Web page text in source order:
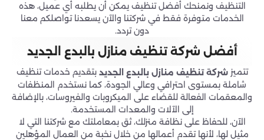
التنظيف ونمنحك أفضل تنظيف يمكن أن يطلبه أي عميل، هذه
الخدمات متوفرة فقط في شركتنا والآن يسعدنا تواصلكم معنا
دون تردد.
أفضل شركة تنظيف منازل بالبدع الجديد
تتميزشركة تنظيف منازلبالبدع الجديد بتقديم خدمات تنظيف
شاملة بمستوى احترافي وعالي الجودة، كما نستخدم المنظفات
والمعقمات الفعالة للقضاء على الميكروبات والفيروسات، بالإضافة
إلى الآلات والمعدات المستخدمة.
الآن، للحفاظ على نظافة منزلك، ثق بمعاملتك مع شركتنا التي لا
مثيل لها، لأنها تقدم أعمالها من خلال نخبة من العمال المؤهلين